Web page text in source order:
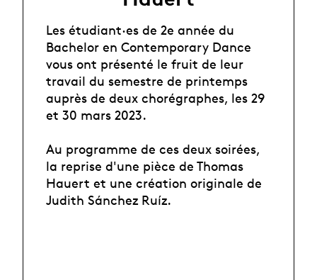
Les étudiant·es de 2e année du
Bachelor en Contemporary Dance
vous ont présenté le fruit de leur
travail du semestre de printemps
auprès de deux chorégraphes, les 29
et 30 mars 2023.
Au programme de ces deux soirées,
la reprise d'une pièce de Thomas
Hauert et une création originale de
Judith Sánchez Ruíz.